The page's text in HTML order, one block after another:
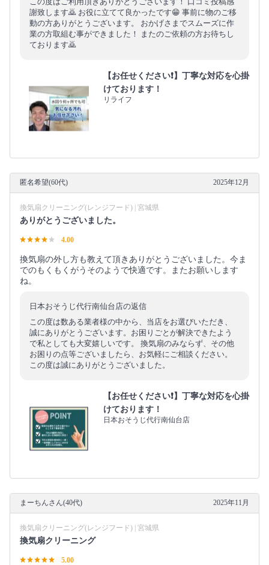
謝致します🙇 お役に立てて良かったです😁 事前に物のご移
動の方ありがとうございます。 おかげさまでスムーズに作
業の方取組む事ができました！ またのご依頼の方お待ちし
ております🙇
【お任せください❗️】丁寧な対応を心掛
けております！
リライフ
匿名希望(60代) 2025年12月
換気扇クリーニング(レンジフード) | 宮城県
ありがとうございました。
4.00
換気扇の外し方も教えて頂きありがとうございました。今ま
でのもくもくがうそのようで快適です。またお願いします
ね。
日本おそうじ代行南仙台店の返信
この度は数ある業者様の中から、当店をお選びいただき、
誠にありがとうございます。お困りごとが解決できたよう
で私としても大変嬉しいです。 換気扇のみならず、その他
お困りの点等ございましたら、お気軽にご相談ください。
この度は誠にありがとうございました。
【お任せください❗️】丁寧な対応を心掛
けております！
日本おそうじ代行南仙台店
まーちんさん(40代) 2025年11月
換気扇クリーニング(レンジフード) | 宮城県
換気扇クリーニング
5.00